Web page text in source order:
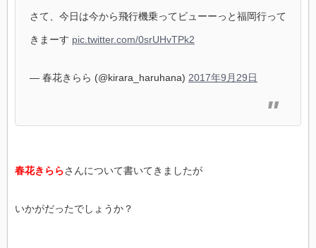
さて、今日は今から飛行機乗ってビューーっと福岡行って
きまーす pic.twitter.com/0srUHvTPk2
— 春花きらら (@kirara_haruhana) 2017年9月29日
春花きららさんについて書いてきましたが
いかがだったでしょうか？